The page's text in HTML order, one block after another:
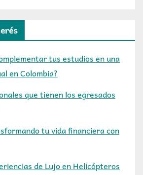
tus estudios en una
en Colombia?
que tienen los egresados
tu vida financiera con
de Lujo en Helicópteros